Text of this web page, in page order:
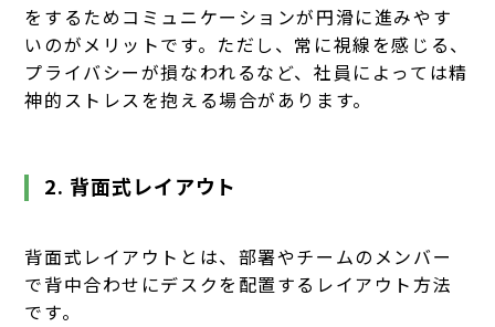
をするためコミュニケーションが円滑に進みやす
いのがメリットです。ただし、常に視線を感じる、
プライバシーが損なわれるなど、社員によっては精
神的ストレスを抱える場合があります。
2. 背面式レイアウト
背面式レイアウトとは、部署やチームのメンバー
で背中合わせにデスクを配置するレイアウト方法
です。